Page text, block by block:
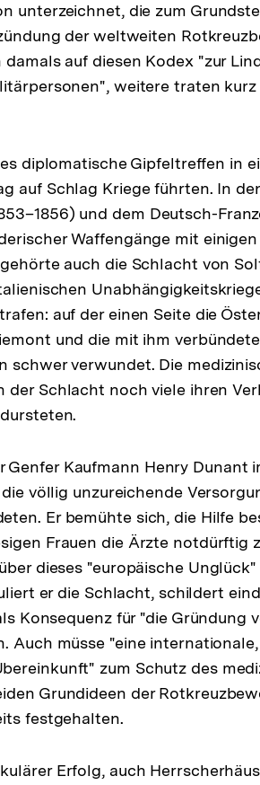
unterzeichnet, die zum
der weltweiten
auf diesen Kodex "zur
weitere traten kurz
diplomatische Gipfeltreffen in
auf Schlag Kriege führten. In
und dem Deutsch-
Waffengänge mit
auch die Schlacht von
auf der einen Seite die
und die mit ihm
schwer verwundet. Die
der Schlacht noch viele ihren
Kaufmann Henry Dunant
völlig unzureichende
Er bemühte sich, die Hilfe
Frauen die Ärzte notdürftig
dieses "europäische
er die Schlacht, schildert
Konsequenz für "die Gründung
Auch müsse "eine
zum Schutz des
Grundideen der
festgehalten.
Erfolg, auch